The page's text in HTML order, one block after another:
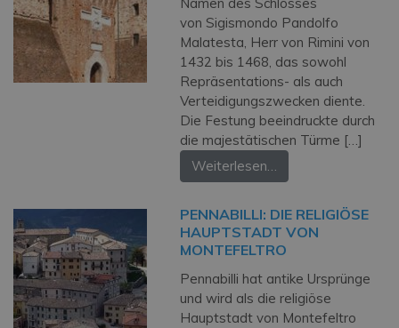
von Sigismondo Pandolfo
Malatesta, Herr von Rimini von
1432 bis 1468, das sowohl
Repräsentations- als auch
Verteidigungszwecken diente.
Die Festung beeindruckte durch
die majestätischen Türme […]
Weiterlesen…
PENNABILLI: DIE RELIGIÖSE
HAUPTSTADT VON
MONTEFELTRO
Pennabilli hat antike Ursprünge
und wird als die religiöse
Hauptstadt von Montefeltro